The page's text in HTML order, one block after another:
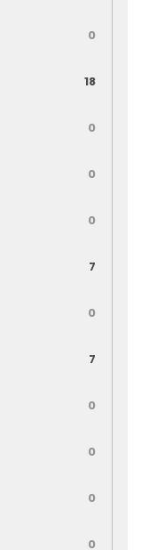
0
18
0
0
0
7
0
7
0
0
0
0